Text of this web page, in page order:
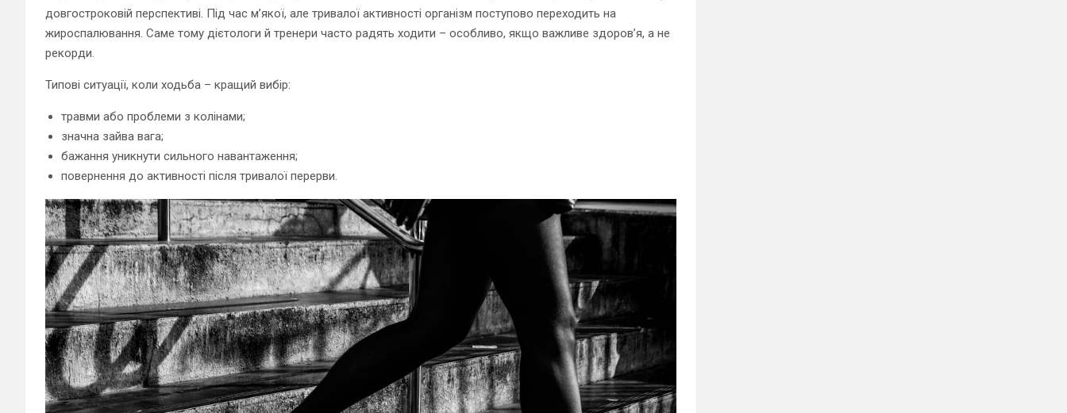
довгостроковій перспективі. Під час м’якої, але тривалої активності організм поступово переходить на
жироспалювання. Саме тому дієтологи й тренери часто радять ходити – особливо, якщо важливе здоров’я, а не
рекорди.
Типові ситуації, коли ходьба – кращий вибір:
травми або проблеми з колінами;
значна зайва вага;
бажання уникнути сильного навантаження;
повернення до активності після тривалої перерви.